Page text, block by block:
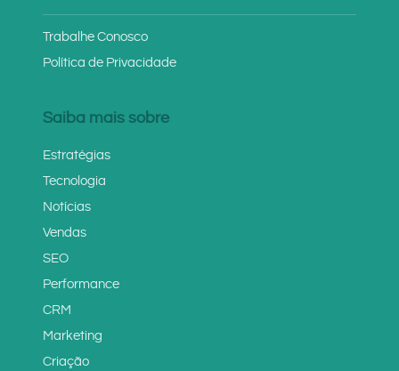
Trabalhe Conosco
Política de Privacidade
Saiba mais sobre
Estratégias
Tecnologia
Notícias
Vendas
SEO
Performance
CRM
Marketing
Criação